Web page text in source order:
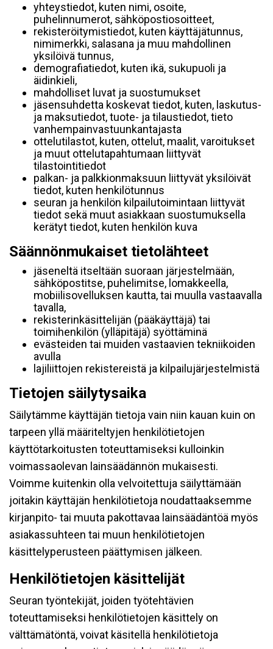
yhteystiedot, kuten nimi, osoite,
puhelinnumerot, sähköpostiosoitteet,
rekisteröitymistiedot, kuten käyttäjätunnus,
nimimerkki, salasana ja muu mahdollinen
yksilöivä tunnus,
demografiatiedot, kuten ikä, sukupuoli ja
äidinkieli,
mahdolliset luvat ja suostumukset
jäsensuhdetta koskevat tiedot, kuten, laskutus-
ja maksutiedot, tuote- ja tilaustiedot, tieto
vanhempainvastuunkantajasta
ottelutilastot, kuten, ottelut, maalit, varoitukset
ja muut ottelutapahtumaan liittyvät
tilastointitiedot
palkan- ja palkkionmaksuun liittyvät yksilöivät
tiedot, kuten henkilötunnus
seuran ja henkilön kilpailutoimintaan liittyvät
tiedot sekä muut asiakkaan suostumuksella
kerätyt tiedot, kuten henkilön kuva
Säännönmukaiset tietolähteet
jäseneltä itseltään suoraan järjestelmään,
sähköpostitse, puhelimitse, lomakkeella,
mobiilisovelluksen kautta, tai muulla vastaavalla
tavalla,
rekisterinkäsittelijän (pääkäyttäjä) tai
toimihenkilön (ylläpitäjä) syöttäminä
evästeiden tai muiden vastaavien tekniikoiden
avulla
lajiliittojen rekistereistä ja kilpailujärjestelmistä
Tietojen säilytysaika
Säilytämme käyttäjän tietoja vain niin kauan kuin on
tarpeen yllä määriteltyjen henkilötietojen
käyttötarkoitusten toteuttamiseksi kulloinkin
voimassaolevan lainsäädännön mukaisesti.
Voimme kuitenkin olla velvoitettuja säilyttämään
joitakin käyttäjän henkilötietoja noudattaaksemme
kirjanpito- tai muuta pakottavaa lainsäädäntöä myös
asiakassuhteen tai muun henkilötietojen
käsittelyperusteen päättymisen jälkeen.
Henkilötietojen käsittelijät
Seuran työntekijät, joiden työtehtävien
toteuttamiseksi henkilötietojen käsittely on
välttämätöntä, voivat käsitellä henkilötietoja